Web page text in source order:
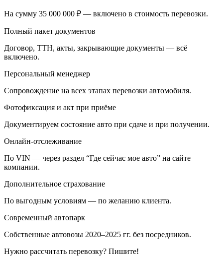
На сумму 35 000 000 ₽ — включено в стоимость перевозки.
Полный пакет документов
Договор, ТТН, акты, закрывающие документы — всё
включено.
Персональный менеджер
Сопровождение на всех этапах перевозки автомобиля.
Фотофиксация и акт при приёме
Документируем состояние авто при сдаче и при получении.
Онлайн-отслеживание
По VIN — через раздел “Где сейчас мое авто” на сайте
компании.
Дополнительное страхование
По выгодным условиям — по желанию клиента.
Современный автопарк
Собственные автовозы 2020–2025 гг. без посредников.
Нужно рассчитать перевозку? Пишите!